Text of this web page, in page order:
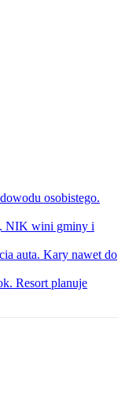
osobistego.
NIK wini gminy i
auta. Kary nawet do
Resort planuje